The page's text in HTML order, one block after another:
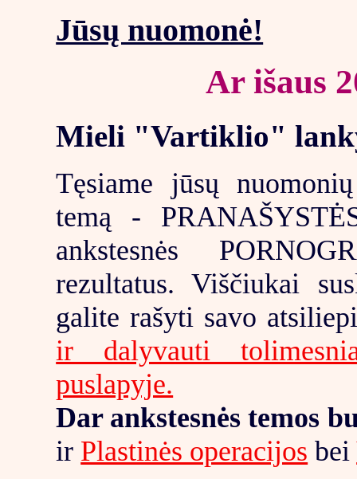
Jūsų nuomonė!
Ar išaus
Mieli "Vartiklio"
Tęsiame jūsų
temą -
ankstesnės
rezultatus. Viščiukai
galite rašyti savo
ir dalyvauti
puslapyje.
Dar ankstesnės temos
ir Plastinės operacijos bei